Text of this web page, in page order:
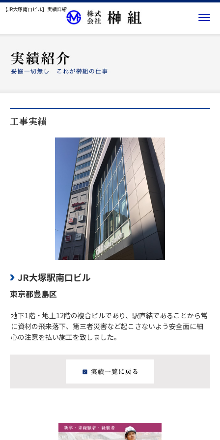
【JR大塚南口ビル】実績詳細
工事実績
JR大塚駅南口ビル
東京都豊島区
地下1階・地上12階の複合ビルであり、駅直結であることから常
に資材の飛来落下、第三者災害など起こさないよう安全面に細
心の注意を払い施工を致しました。